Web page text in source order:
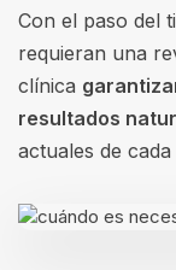
Con el paso del
requieran una
clínica
resultados
actuales de